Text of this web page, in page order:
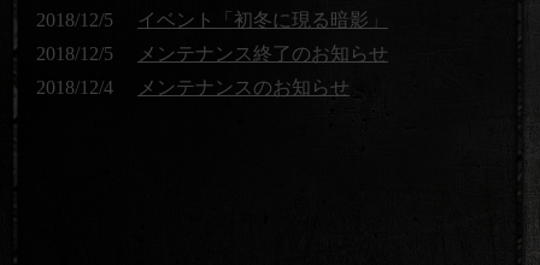
2018/12/5
イベント「初冬に現る暗影」
2018/12/5
メンテナンス終了のお知らせ
2018/12/4
メンテナンスのお知らせ